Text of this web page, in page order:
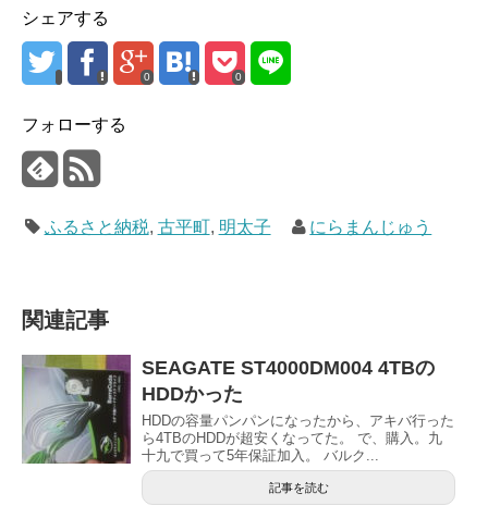
シェアする
0 0
フォローする
ふるさと納税, 古平町, 明太子 にらまんじゅう
関連記事
SEAGATE ST4000DM004 4TBの
HDDかった
HDDの容量パンパンになったから、アキバ行った
ら4TBのHDDが超安くなってた。 で、購入。九
十九で買って5年保証加入。 バルク...
記事を読む